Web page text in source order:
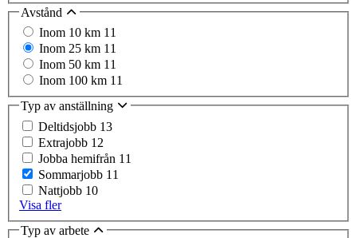
Avstånd
Inom 10 km 11
Inom 25 km 11
Inom 50 km 11
Inom 100 km 11
Typ av anställning
Deltidsjobb 13
Extrajobb 12
Jobba hemifrån 11
Sommarjobb 11
Nattjobb 10
Visa fler
Typ av arbete